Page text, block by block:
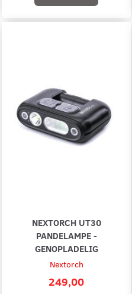
NEXTORCH UT30
PANDELAMPE -
GENOPLADELIG
Nextorch
249,00